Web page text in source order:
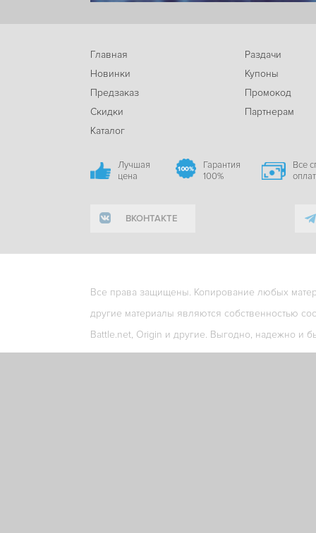
Главная
Новинки
Предзаказ
Скидки
Каталог
Раздачи
Купоны
Промокод
Партнерам
Лучшая
цена
Гарантия
100%
Все
ВКОНТАКТЕ
Все права защищены. Копирование любых
другие материалы являются собственностью
Battle.net, Origin и другие. Выгодно, надежно и